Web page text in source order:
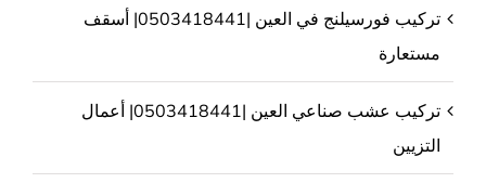
تركيب فورسيلنج في العين |0503418441| أسقف
مستعارة
تركيب عشب صناعي العين |0503418441| أعمال
التزيين